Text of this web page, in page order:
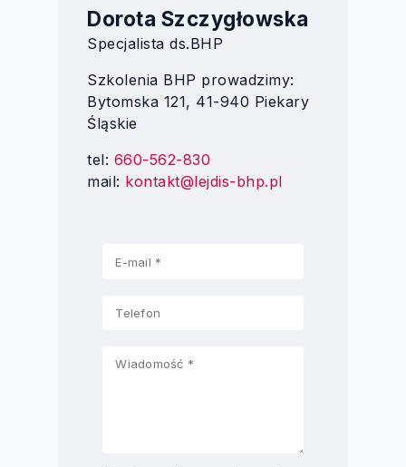
Dorota Szczygłowska
Specjalista ds.BHP
Szkolenia BHP prowadzimy:
Bytomska 121, 41-940 Piekary
Śląskie
tel: 660-562-830
mail: kontakt@lejdis-bhp.pl